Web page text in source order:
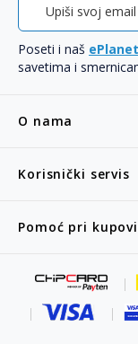
O nama
Korisnički servis
Pomoć pri
Poseti i naš
savetima i